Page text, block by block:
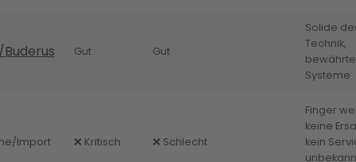
Gut Gut
Solide
Technik,
bewährte
Systeme
Import ❌ Kritisch ❌ Schlecht
Finger
keine
kein